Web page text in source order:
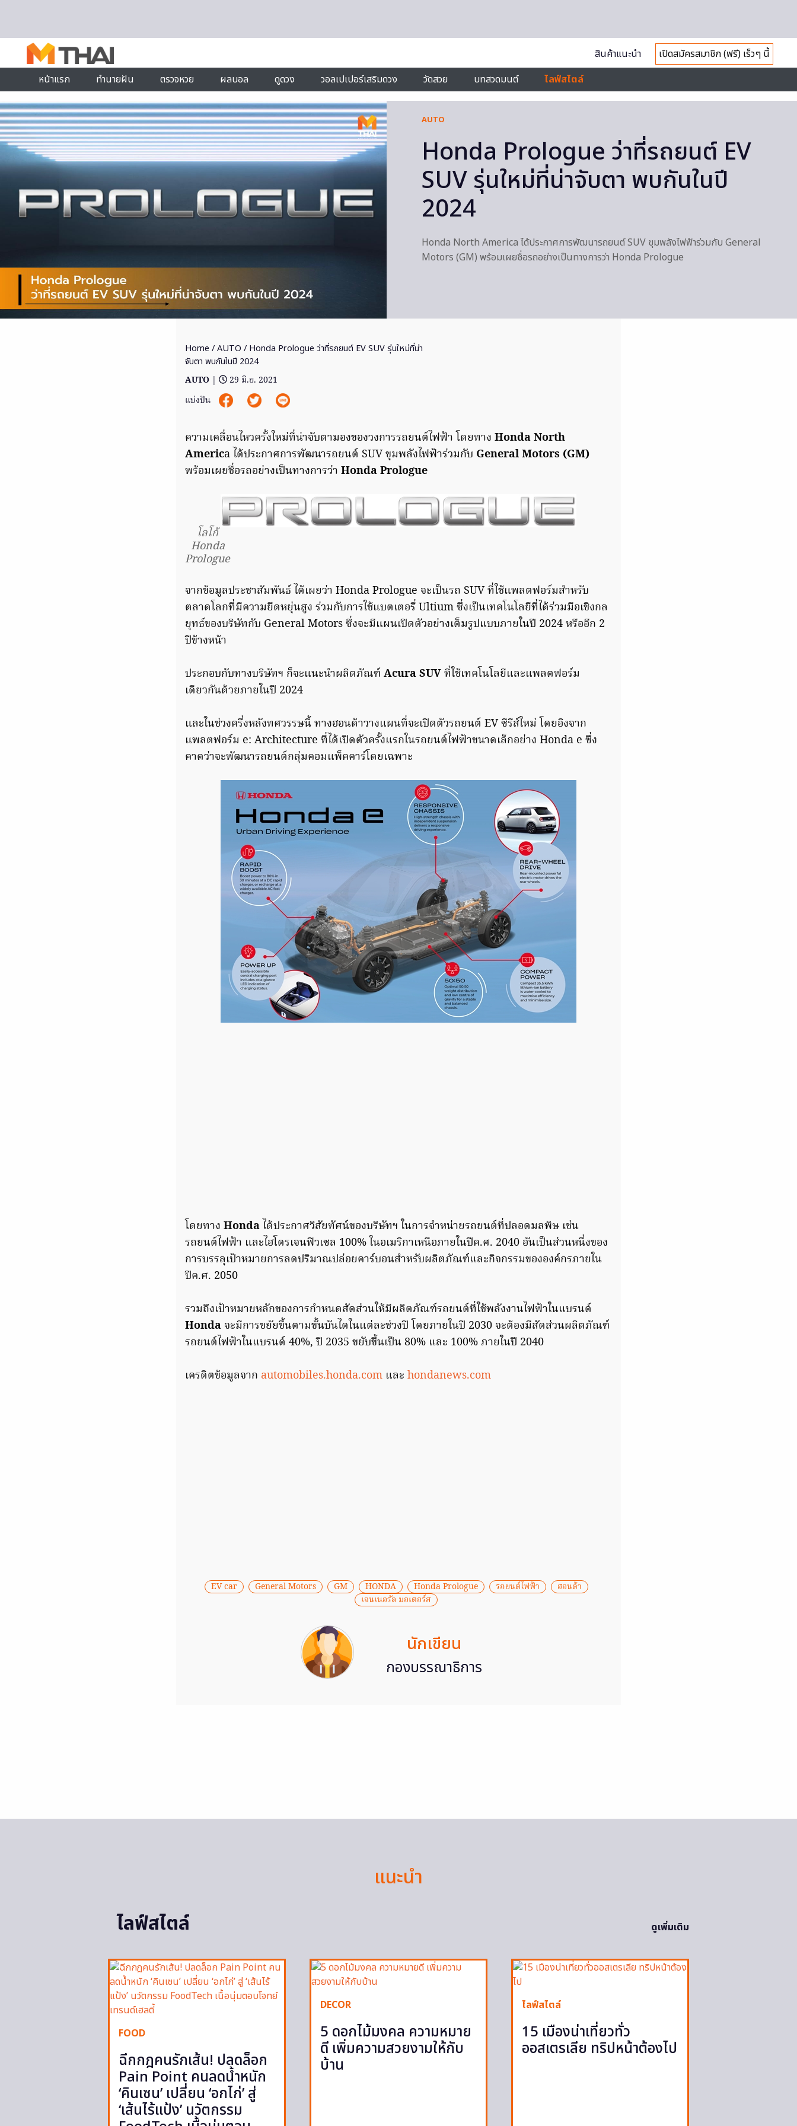
สินค้าแนะนำ
เปิดสมัครสมาชิก (ฟรี) เร็วๆ นี้
หน้าแรก
ทำนายฝัน ตรวจหวย ผลบอล ดูดวง วอลเปเปอร์เสริมดวง วัดสวย บทสวดมนต์ ไลฟ์สไตล์
AUTO
Honda Prologue ว่าที่รถยนต์ EV
SUV รุ่นใหม่ที่น่าจับตา พบกันในปี
2024
Honda North America ได้ประกาศการพัฒนารถยนต์ SUV ขุมพลังไฟฟ้าร่วมกับ General
Motors (GM) พร้อมเผยชื่อรถอย่างเป็นทางการว่า Honda Prologue
Home /AUTO / Honda Prologue ว่าที่รถยนต์ EV SUV รุ่นใหม่ที่น่า
จับตา พบกันในปี 2024
AUTO |
29 มิ.ย. 2021
แบ่งปัน
ความเคลื่อนไหวครั้งใหม่ที่น่าจับตามองของวงการรถยนต์ไฟฟ้า โดยทาง Honda North
America ได้ประกาศการพัฒนารถยนต์ SUV ขุมพลังไฟฟ้าร่วมกับ General Motors (GM)
พร้อมเผยชื่อรถอย่างเป็นทางการว่า Honda Prologue
โลโก้
Honda
Prologue
จากข้อมูลประชาสัมพันธ์ ได้เผยว่า Honda Prologue จะเป็นรถ SUV ที่ใช้แพลตฟอร์มสำหรับ
ตลาดโลกที่มีความยืดหยุ่นสูง ร่วมกับการใช้แบตเตอรี่ Ultium ซึ่งเป็นเทคโนโลยีที่ได้ร่วมมือเชิงกล
ยุทธ์ของบริษัทกับ General Motors ซึ่งจะมีแผนเปิดตัวอย่างเต็มรูปแบบภายในปี 2024 หรืออีก 2
ปีข้างหน้า
ประกอบกับทางบริษัทฯ ก็จะแนะนำผลิตภัณฑ์ Acura SUVที่ใช้เทคโนโลยีและแพลตฟอร์ม
เดียวกันด้วยภายในปี 2024
และในช่วงครึ่งหลังทศวรรษนี้ ทางฮอนด้าวางแผนที่จะเปิดตัวรถยนต์ EV ซีรีส์ใหม่ โดยอิงจาก
แพลตฟอร์ม e: Architecture ที่ได้เปิดตัวครั้งแรกในรถยนต์ไฟฟ้าขนาดเล็กอย่าง Honda e ซึ่ง
คาดว่าจะพัฒนารถยนต์กลุ่มคอมแพ็คคาร์โดยเฉพาะ
โดยทาง Honda ได้ประกาศวิสัยทัศน์ของบริษัทฯ ในการจำหน่ายรถยนต์ที่ปลอดมลพิษ เช่น
รถยนต์ไฟฟ้า และไฮโดรเจนฟิวเซล 100% ในอเมริกาเหนือภายในปีค.ศ. 2040 อันเป็นส่วนหนึ่งของ
การบรรลุเป้าหมายการลดปริมาณปล่อยคาร์บอนสำหรับผลิตภัณฑ์และกิจกรรมขององค์กรภายใน
ปีค.ศ. 2050
รวมถึงเป้าหมายหลักของการกำหนดสัดส่วนให้มีผลิตภัณฑ์รถยนต์ที่ใช้พลังงานไฟฟ้าในแบรนด์
Honda จะมีการขยัยขึ้นตามขั้นบันไดในแต่ละช่วงปี โดยภายในปี 2030 จะต้องมีสัดส่วนผลิตภัณฑ์
รถยนต์ไฟฟ้าในแบรนด์ 40%, ปี 2035 ขยับขึ้นเป็น 80% และ 100% ภายในปี 2040
เครดิตข้อมูลจาก automobiles.honda.com และ hondanews.com
EV car General Motors GM HONDA Honda Prologue รถยนต์ไฟฟ้า
ฮอนด้า
เจนเนอรัล มอเตอร์ส
นักเขียน
กองบรรณาธิการ
แนะนำ
ไลฟ์สไตล์
ดูเพิ่มเติม
FOOD
ฉีกกฎคนรักเส้น! ปลดล็อก
Pain Point คนลดน้ำหนัก
‘คินเซน’ เปลี่ยน ‘อกไก่’ สู่
‘เส้นไร้แป้ง’ นวัตกรรม
DECOR
5 ดอกไม้มงคล ความหมาย
ดี เพิ่มความสวยงามให้กับ
บ้าน
ไลฟ์สไตล์
15 เมืองน่าเที่ยวทั่ว
ออสเตรเลีย ทริปหน้าต้องไป